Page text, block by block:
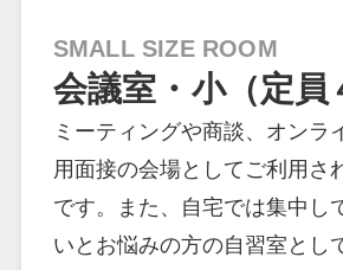
SMALL SIZE ROOM
会議室・小（定員
ミーティングや商談、オンラ
用面接の会場としてご利用さ
です。また、自宅では集中し
いとお悩みの方の自習室とし